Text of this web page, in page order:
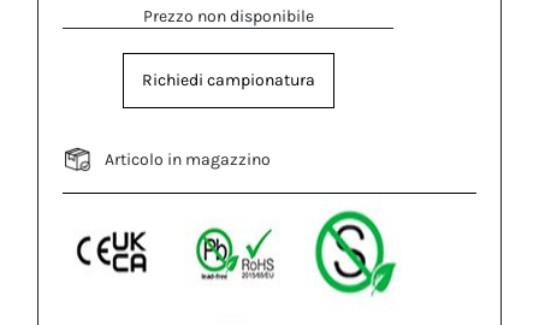
Prezzo non disponibile
Richiedi campionatura
Articolo in magazzino